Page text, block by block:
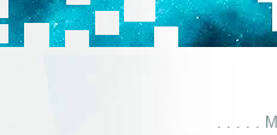
. . . . .